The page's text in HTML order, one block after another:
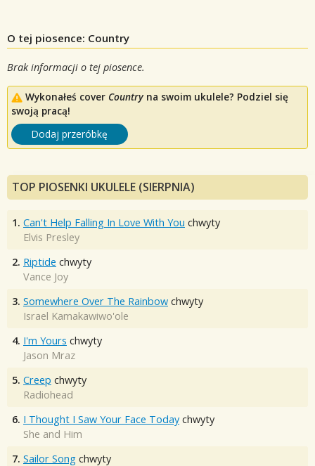
O tej piosence: Country
Brak informacji o tej piosence.
Wykonałeś cover Countryna swoim ukulele? Podziel się
swoją pracą!
Dodaj przeróbkę
TOP PIOSENKI UKULELE (SIERPNIA)
1. Can't Help Falling In Love With You chwyty
Elvis Presley
2. Riptide chwyty
Vance Joy
3. Somewhere Over The Rainbow chwyty
Israel Kamakawiwo'ole
4. I'm Yours chwyty
Jason Mraz
5. Creep chwyty
Radiohead
6. I Thought I Saw Your Face Today chwyty
She and Him
7. Sailor Song chwyty